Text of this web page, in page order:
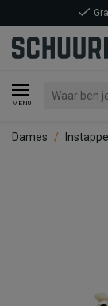
MENU
Dames